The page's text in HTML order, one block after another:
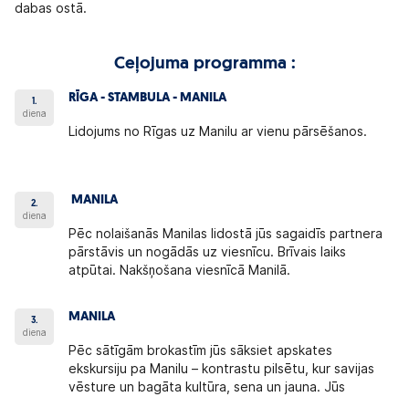
dabas ostā.
Ceļojuma programma :
1.
diena
RĪGA - STAMBULA - MANILA
Lidojums no Rīgas uz Manilu ar vienu pārsēšanos.
2.
diena
MANILA
Pēc nolaišanās Manilas lidostā jūs sagaidīs partnera
pārstāvis un nogādās uz viesnīcu. Brīvais laiks
atpūtai. Nakšņošana viesnīcā Manilā.
3.
diena
MANILA
Pēc sātīgām brokastīm jūs sāksiet apskates
ekskursiju pa Manilu – kontrastu pilsētu, kur savijas
vēsture un bagāta kultūra, sena un jauna. Jūs